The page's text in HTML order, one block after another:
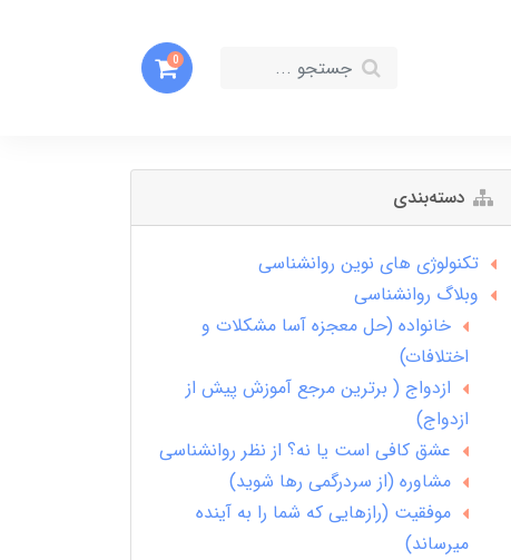
0
دسته‌بندی
تکنولوژی های نوین روانشناسی
وبلاگ روانشناسی
خانواده (حل معجزه آسا مشکلات و
اختلافات)
ازدواج ( برترین مرجع آموزش پیش از
ازدواج)
عشق کافی است یا نه؟ از نظر روانشناسی
مشاوره (از سردرگمی رها شوید)
موفقیت (رازهایی که شما را به آینده
میرساند)